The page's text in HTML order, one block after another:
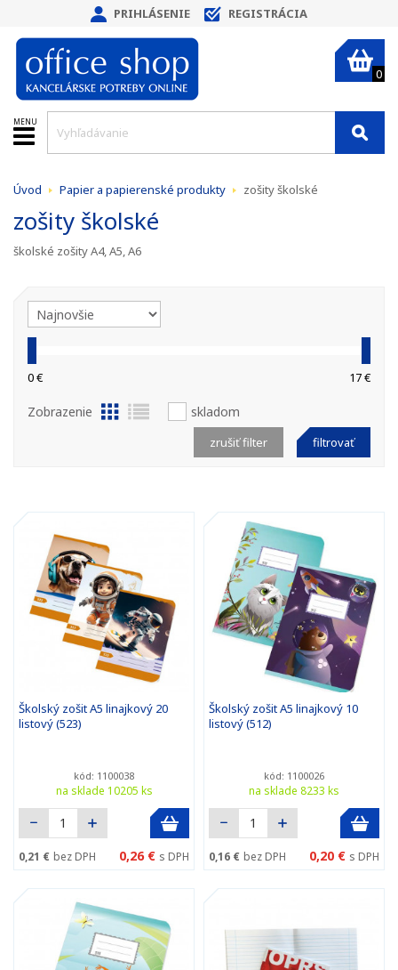
PRIHLÁSENIE REGISTRÁCIA
0
MENU
Úvod Papier a papierenské produkty zošity školské
zošity školské
školské zošity A4, A5, A6
0 € 17 €
Zobrazenie skladom
filtrovať
zrušiť filter
Školský zošit A5 linajkový 20
listový (523)
kód: 1100038
na sklade 10205 ks
0,21 € bez DPH 0,26 € s DPH
Školský zošit A5 linajkový 10
listový (512)
kód: 1100026
na sklade 8233 ks
0,16 € bez DPH 0,20 € s DPH